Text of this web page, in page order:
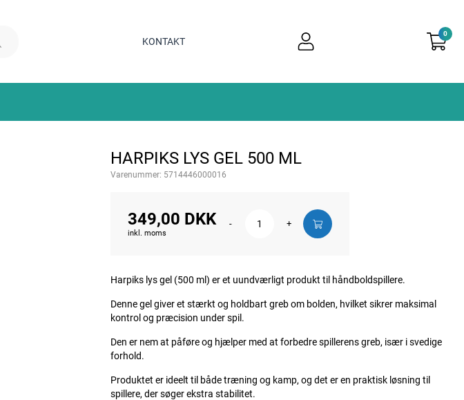
KONTAKT
0
HARPIKS LYS GEL 500 ML
Varenummer: 5714446000016
349,00 DKK
inkl. moms
- +
Harpiks lys gel (500 ml) er et uundværligt produkt til håndboldspillere.
Denne gel giver et stærkt og holdbart greb om bolden, hvilket sikrer maksimal
kontrol og præcision under spil.
Den er nem at påføre og hjælper med at forbedre spillerens greb, især i svedige
forhold.
Produktet er ideelt til både træning og kamp, og det er en praktisk løsning til
spillere, der søger ekstra stabilitet.